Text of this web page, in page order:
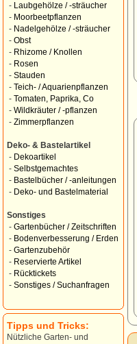
-
Laubgehölze / -sträucher
- Moorbeetpflanzen
- Nadelgehölze / -sträucher
- Obst
- Rhizome / Knollen
- Rosen
- Stauden
- Teich- / Aquarienpflanzen
- Tomaten, Paprika, Co
- Wildkräuter / -pflanzen
- Zimmerpflanzen
Deko- & Bastelartikel
- Dekoartikel
- Selbstgemachtes
- Bastelbücher / -anleitungen
- Deko- und Bastelmaterial
Sonstiges
- Gartenbücher / Zeitschriften
- Bodenverbesserung / Erden
- Gartenzubehör
- Reservierte Artikel
- Rücktickets
- Sonstiges / Suchanfragen
Tipps und Tricks:
Nützliche Garten- und